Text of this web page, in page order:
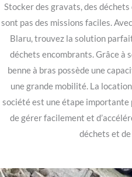
Stocker des gravats, des
sont pas des missions faciles.
Blaru, trouvez la solution
déchets encombrants. Grâce à
benne à bras possède une
une grande mobilité. La
société est une étape
de gérer facilement et
déchets et